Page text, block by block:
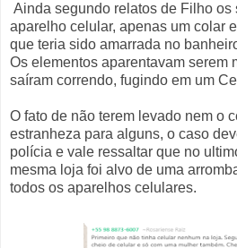
Ainda segundo relatos de Filho os
aparelho celular, apenas um colar
que teria sido amarrada no
Os elementos aparentavam serem
saíram correndo, fugindo em um
O fato de não terem levado nem o
estranheza para alguns, o caso
polícia e vale ressaltar que no
mesma loja foi alvo de uma
todos os aparelhos celulares.